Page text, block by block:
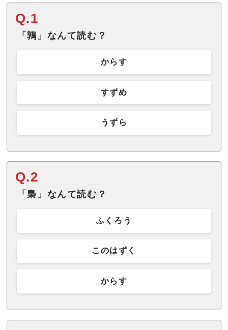
Q.1
「鶉」なんて読む？
からす
すずめ
うずら
Q.2
「梟」なんて読む？
ふくろう
このはずく
からす